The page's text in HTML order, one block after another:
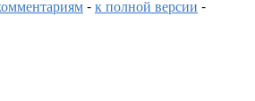
-к полной версии -